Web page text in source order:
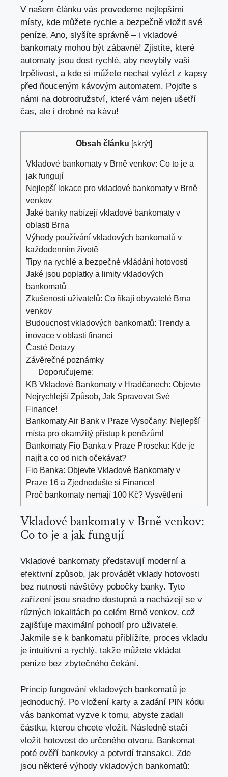
V našem článku vás provedeme nejlepšími
místy, kde můžete rychle a bezpečně vložit své
peníze. Ano, slyšíte správně – i vkladové
bankomaty mohou být zábavné! Zjistíte, které
automaty jsou dost rychlé, aby nevybily vaši
trpělivost, a kde si můžete nechat vylézt z kapsy
před ňouceným kávovým automatem. Pojďte s
námi na dobrodružství, které vám nejen ušetří
čas, ale i drobné na kávu!
Obsah článku [skrýt]
Vkladové bankomaty v Brně venkov: Co to je a
jak fungují
Nejlepší lokace pro vkladové bankomaty v Brně
venkov
Jaké banky nabízejí vkladové bankomaty v
oblasti Brna
Výhody používání vkladových bankomatů v
každodenním životě
Tipy na rychlé a bezpečné vkládání hotovosti
Jaké jsou poplatky a limity vkladových
bankomatů
Zkušenosti uživatelů: Co říkají obyvatelé Brna
venkov
Budoucnost vkladových bankomatů: Trendy a
inovace v oblasti financí
Časté Dotazy
Závěrečné poznámky
Doporučujeme:
KB Vkladové Bankomaty v Hradčanech: Objevte
Nejrychlejší Způsob, Jak Spravovat Své
Finance!
Bankomaty Air Bank v Praze Vysočany: Nejlepší
místa pro okamžitý přístup k penězům!
Bankomaty Fio Banka v Praze Proseku: Kde je
najít a co od nich očekávat?
Fio Banka: Objevte Vkladové Bankomaty v
Praze 16 a Zjednodušte si Finance!
Proč bankomaty nemají 100 Kč? Vysvětlení
Vkladové bankomaty v Brně venkov:
Co to je a jak fungují
Vkladové bankomaty představují moderní a
efektivní způsob, jak provádět vklady hotovosti
bez nutnosti návštěvy pobočky banky. Tyto
zařízení jsou snadno dostupná a nacházejí se v
různých lokalitách po celém Brně venkov, což
zajišťuje maximální pohodlí pro uživatele.
Jakmile se k bankomatu přiblížíte, proces vkladu
je intuitivní a rychlý, takže můžete vkládat
peníze bez zbytečného čekání.
Princip fungování vkladových bankomatů je
jednoduchý. Po vložení karty a zadání PIN kódu
vás bankomat vyzve k tomu, abyste zadali
částku, kterou chcete vložit. Následně stačí
vložit hotovost do určeného otvoru. Bankomat
poté ověří bankovky a potvrdí transakci. Zde
jsou některé výhody vkladových bankomatů: